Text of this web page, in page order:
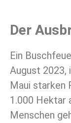
Der
Ein
August 2023,
Maui starken
1.000 Hektar
Menschen